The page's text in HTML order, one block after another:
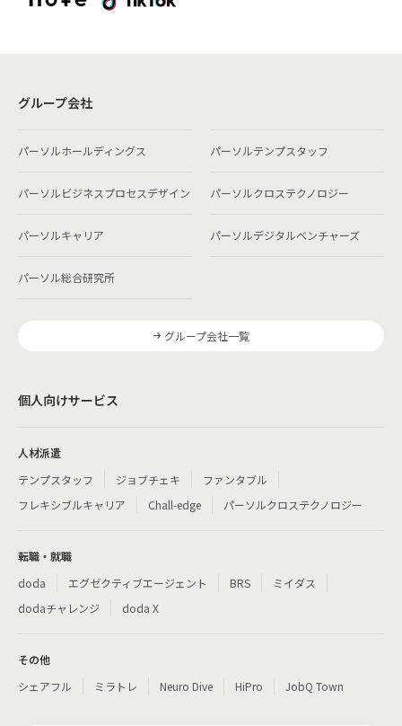
グループ会社
パーソルホールディングス パーソルテンプスタッフ
パーソルビジネスプロセスデザイン パーソルクロステクノロジー
パーソルキャリア パーソルデジタルベンチャーズ
パーソル総合研究所
グループ会社一覧
個人向けサービス
人材派遣
テンプスタッフ
ジョブチェキ
ファンタブル
フレキシブルキャリア
Chall-edge パーソルクロステクノロジー
転職・就職
doda
エグゼクティブエージェント BRS
ミイダス
dodaチャレンジ
doda X
その他
シェアフル
ミラトレ Neuro Dive HiPro JobQ Town